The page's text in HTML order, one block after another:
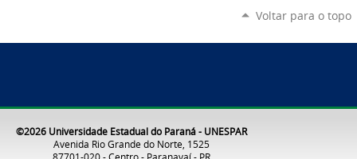
Voltar para o topo
©2026 Universidade Estadual do Paraná - UNESPAR
Avenida Rio Grande do Norte, 1525
87701-020 - Centro - Paranavaí - PR